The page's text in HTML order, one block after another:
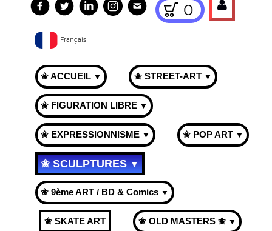
0
Français
✬ ACCUEIL ▼ ✬ STREET-ART ▼
✬ FIGURATION LIBRE ▼
✬ EXPRESSIONNISME ▼ ✬ POP ART ▼
✬ SCULPTURES▼
✬ 9ème ART / BD & Comics ▼
✬ SKATE ART ✬ OLD MASTERS ✬ ▼